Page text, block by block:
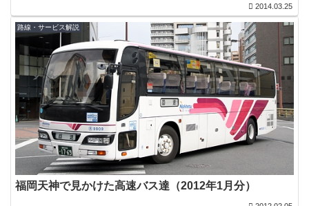
2014.03.25
路線・サービス解説
福岡天神で見かけた高速バス達（2012年1月分）